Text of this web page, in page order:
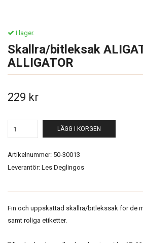
I lager.
Skallra/bitleksak
ALLIGATOR
229 kr
LÄGG I KORGEN
Artikelnummer: 50-30013
Leverantör: Les Deglingos
Fin och uppskattad skallra/bitlekssak för de
samt roliga etiketter.